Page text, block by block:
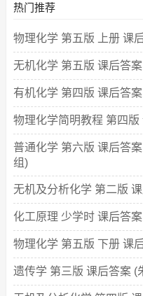
热门推荐
物理化学 第五版 上册 课
无机化学 第五版 课后答
有机化学 第四版 课后答
物理化学简明教程 第四版
普通化学 第六版 课后答
组)
无机及分析化学 第二版
化工原理 少学时 课后答
物理化学 第五版 下册 课
遗传学 第三版 课后答案 (